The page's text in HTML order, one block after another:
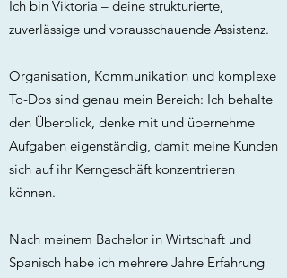
Ich bin Viktoria – deine strukturierte,
zuverlässige und vorausschauende Assistenz.
Organisation, Kommunikation und komplexe
To-Dos sind genau mein Bereich: Ich behalte
den Überblick, denke mit und übernehme
Aufgaben eigenständig, damit meine Kunden
sich auf ihr Kerngeschäft konzentrieren
können.
Nach meinem Bachelor in Wirtschaft und
Spanisch habe ich mehrere Jahre Erfahrung